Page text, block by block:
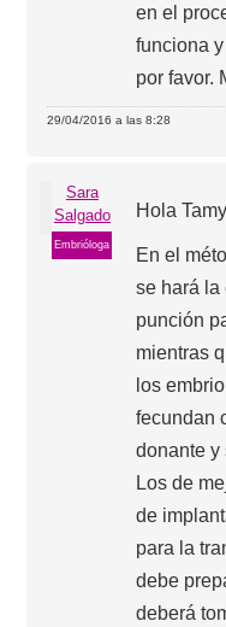
en el
funciona
por favor.
29/04/2016 a las 8:28
Sara
Salgado
Embrióloga
Hola
En el
se hará la
punción
mientras
los
fecundan
donante y
Los de
de
para la
debe
deberá